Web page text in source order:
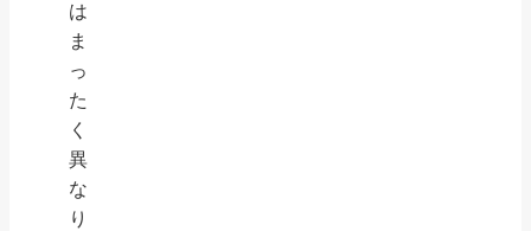
は
ま
っ
た
く
異
な
り